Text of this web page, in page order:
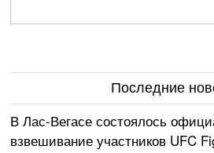
Последние
В Лас-Вегасе состоялось
взвешивание участников UFC